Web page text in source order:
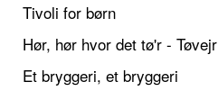
Tivoli for børn
Hør, hør hvor det tø'r - Tøvejr
Et bryggeri, et bryggeri